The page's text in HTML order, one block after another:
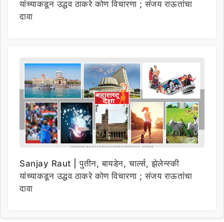
यांच्याकडून उद्धव ठाकरे कोण विचारणा ; संजय राऊतांचा
दावा
Sanjay Raut | पुतीन, बायडेन, चार्ल्स, झेलेन्स्की
यांच्याकडून उद्धव ठाकरे कोण विचारणा ; संजय राऊतांचा
दावा